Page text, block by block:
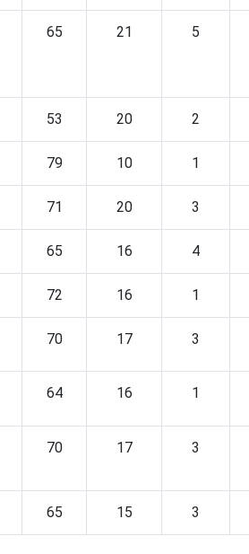
65 21 5
53 20 2
79 10 1
71 20 3
65 16 4
72 16 1
70 17 3
64 16 1
70 17 3
65 15 3